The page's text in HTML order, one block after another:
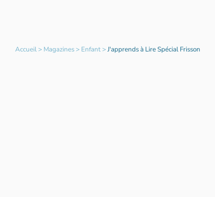
Accueil> Magazines> Enfant>J'apprends à Lire Spécial Frisson